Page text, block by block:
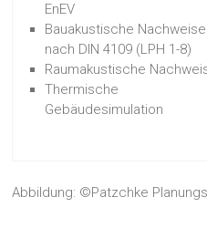
EnEV
Bauakustische Nachweise
nach DIN 4109 (LPH 1-8)
Raumakustische
Thermische
Gebäudesimulation
Abbildung: ©Patzchke